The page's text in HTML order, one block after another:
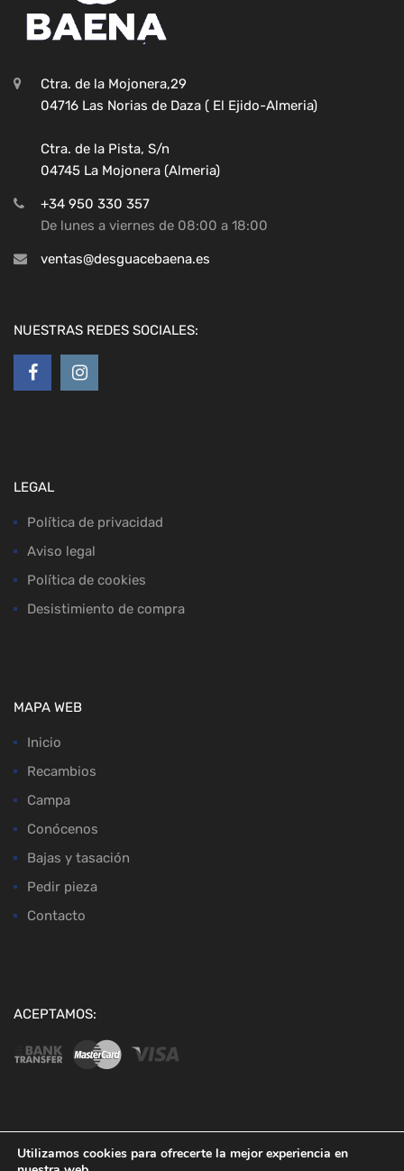
Ctra. de la Mojonera,29
04716 Las Norias de Daza ( El Ejido-Almeria)
Ctra. de la Pista, S/n
04745 La Mojonera (Almeria)
+34 950 330 357
De lunes a viernes de 08:00 a 18:00
ventas@desguacebaena.es
NUESTRAS REDES SOCIALES:
LEGAL
Política de privacidad
Aviso legal
Política de cookies
Desistimiento de compra
MAPA WEB
Inicio
Recambios
Campa
Conócenos
Bajas y tasación
Pedir pieza
Contacto
ACEPTAMOS:
Utilizamos cookies para ofrecerte la mejor experiencia en